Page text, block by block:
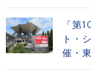
「第
ト・
催・